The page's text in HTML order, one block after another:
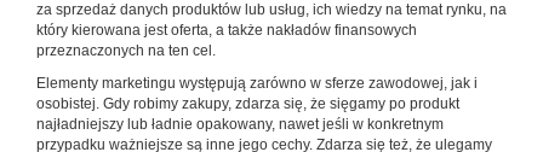
za sprzedaż danych produktów lub usług, ich wiedzy na temat rynku, na
który kierowana jest oferta, a także nakładów finansowych
przeznaczonych na ten cel.
Elementy marketingu występują zarówno w sferze zawodowej, jak i
osobistej. Gdy robimy zakupy, zdarza się, że sięgamy po produkt
najładniejszy lub ładnie opakowany, nawet jeśli w konkretnym
przypadku ważniejsze są inne jego cechy. Zdarza się też, że ulegamy